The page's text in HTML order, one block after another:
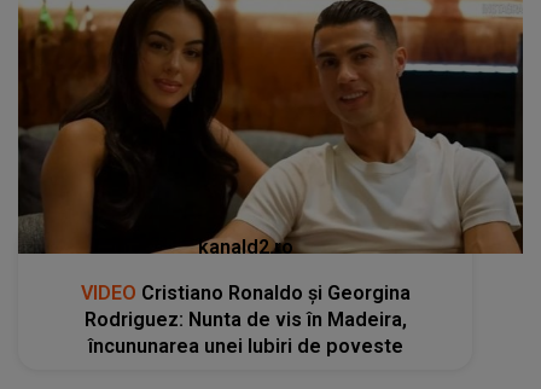
kanald2.ro
VIDEO Cristiano Ronaldo și Georgina
Rodriguez: Nunta de vis în Madeira,
încununarea unei Iubiri de poveste